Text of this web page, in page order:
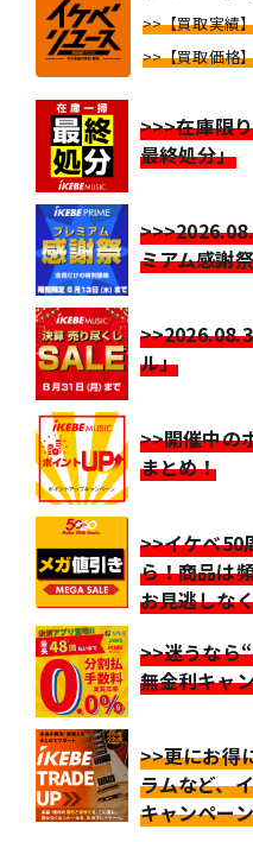
>>【買取実績
>>【買取価格
>>>在庫限
最終処分」
ミアム感謝
ル」
>>開催中の
まとめ！
>>イケベ50
ら！商品は
お見逃しな
>>迷うなら
無金利キャ
>>更にお得
ラムなど、
キャンペー